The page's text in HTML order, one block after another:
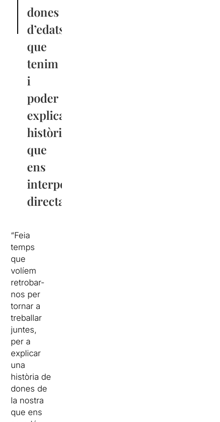
dones
d’edats
que
tenim
i
poder
explicar
històries
que
ens
interpel·lin
directament”
“Feia
temps
que
volíem
retrobar-
nos per
tornar a
treballar
juntes,
per a
explicar
una
història de
dones de
la nostra
que ens